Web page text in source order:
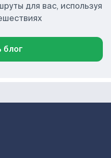
для вас, используя
блог